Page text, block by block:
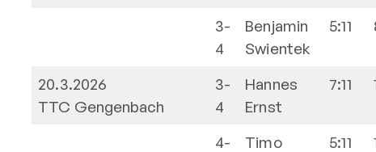
3-
4
Benjamin
Swientek
5:11
20.3.2026
TTC Gengenbach
3-
4
Hannes
Ernst
7:11
4-
Timo
5:11